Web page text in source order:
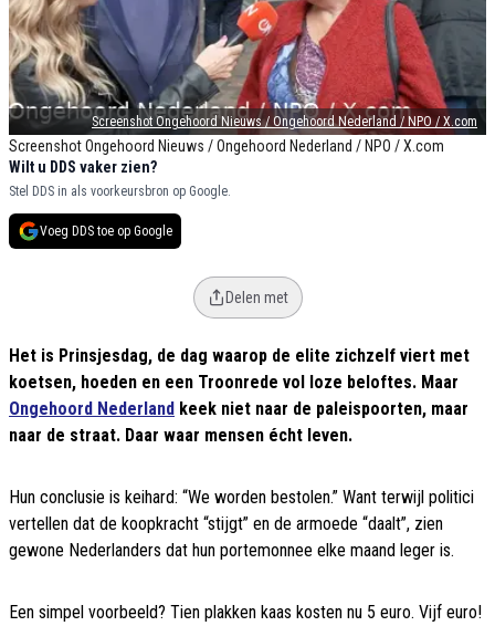
Screenshot Ongehoord Nieuws / Ongehoord Nederland / NPO / X.com
Screenshot Ongehoord Nieuws / Ongehoord Nederland / NPO / X.com
Wilt u DDS vaker zien?
Stel DDS in als voorkeursbron op Google.
Voeg DDS toe op Google
Delen met
Het is Prinsjesdag, de dag waarop de elite zichzelf viert met
koetsen, hoeden en een Troonrede vol loze beloftes. Maar
Ongehoord Nederland keek niet naar de paleispoorten, maar
naar de straat. Daar waar mensen écht leven.
Hun conclusie is keihard: “We worden bestolen.” Want terwijl politici
vertellen dat de koopkracht “stijgt” en de armoede “daalt”, zien
gewone Nederlanders dat hun portemonnee elke maand leger is.
Een simpel voorbeeld? Tien plakken kaas kosten nu 5 euro. Vijf euro!